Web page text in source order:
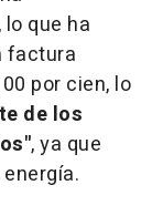
que ha
factura
por cien, lo
de los
, ya que